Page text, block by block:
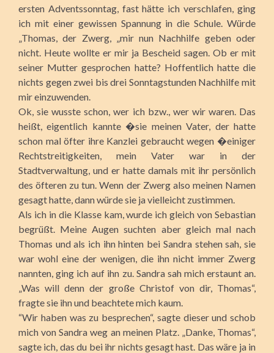
ersten Adventssonntag, fast hätte ich verschlafen, ging
ich mit einer gewissen Spannung in die Schule. Würde
„Thomas, der Zwerg, „mir nun Nachhilfe geben oder
nicht. Heute wollte er mir ja Bescheid sagen. Ob er mit
seiner Mutter gesprochen hatte? Hoffentlich hatte die
nichts gegen zwei bis drei Sonntagstunden Nachhilfe mit
mir einzuwenden.
Ok, sie wusste schon, wer ich bzw., wer wir waren. Das
heißt, eigentlich kannte �sie meinen Vater, der hatte
schon mal öfter ihre Kanzlei gebraucht wegen �einiger
Rechtstreitigkeiten, mein Vater war in der
Stadtverwaltung, und er hatte damals mit ihr persönlich
des öfteren zu tun. Wenn der Zwerg also meinen Namen
gesagt hatte, dann würde sie ja vielleicht zustimmen.
Als ich in die Klasse kam, wurde ich gleich von Sebastian
begrüßt. Meine Augen suchten aber gleich mal nach
Thomas und als ich ihn hinten bei Sandra stehen sah, sie
war wohl eine der wenigen, die ihn nicht immer Zwerg
nannten, ging ich auf ihn zu. Sandra sah mich erstaunt an.
„Was will denn der große Christof von dir, Thomas“,
fragte sie ihn und beachtete mich kaum.
“Wir haben was zu besprechen“, sagte dieser und schob
mich von Sandra weg an meinen Platz. „Danke, Thomas“,
sagte ich, das du bei ihr nichts gesagt hast. Das wäre ja in